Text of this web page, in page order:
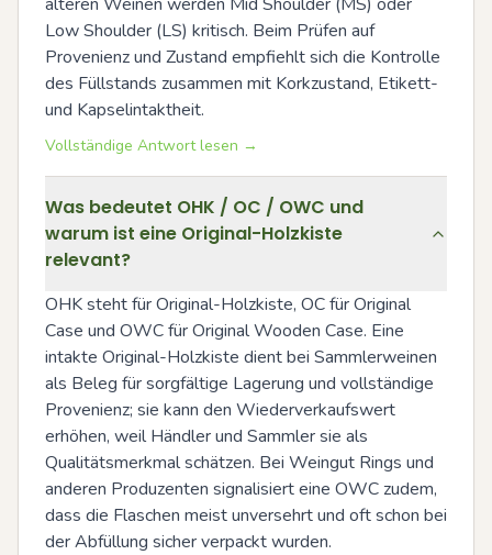
Low Shoulder (LS) kritisch. Beim Prüfen auf
Provenienz und Zustand empfiehlt sich die Kontrolle
des Füllstands zusammen mit Korkzustand, Etikett-
und Kapselintaktheit.
Vollständige Antwort lesen →
Was bedeutet OHK / OC / OWC und
warum ist eine Original-Holzkiste
relevant?
OHK steht für Original-Holzkiste, OC für Original
Case und OWC für Original Wooden Case. Eine
intakte Original-Holzkiste dient bei Sammlerweinen
als Beleg für sorgfältige Lagerung und vollständige
Provenienz; sie kann den Wiederverkaufswert
erhöhen, weil Händler und Sammler sie als
Qualitätsmerkmal schätzen. Bei Weingut Rings und
anderen Produzenten signalisiert eine OWC zudem,
dass die Flaschen meist unversehrt und oft schon bei
der Abfüllung sicher verpackt wurden.